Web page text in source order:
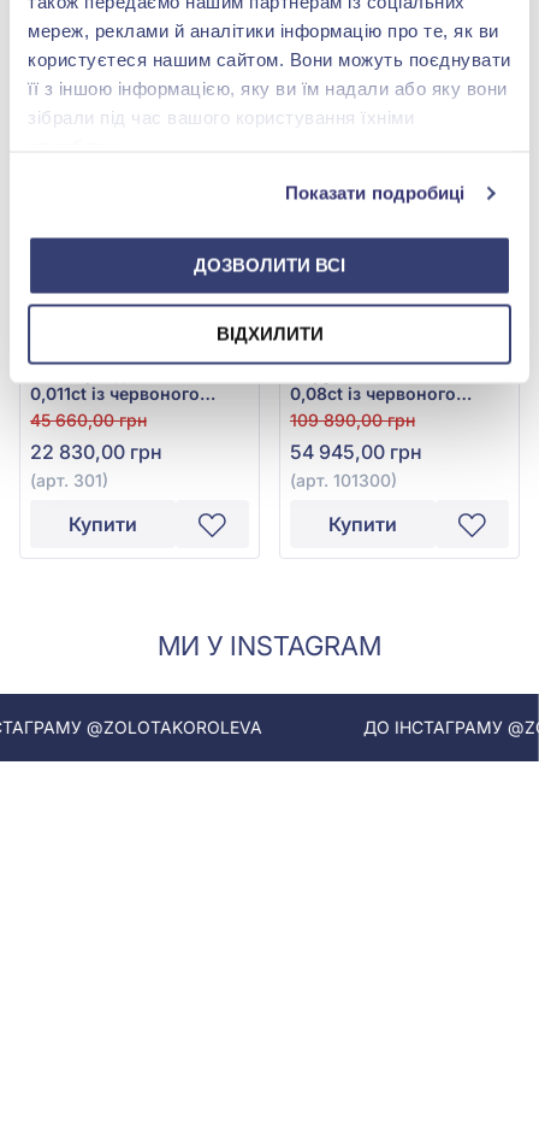
мереж, реклами й аналітики інформацію про те, як ви
користуєтеся нашим сайтом. Вони можуть поєднувати
її з іншою інформацією, яку ви їм надали або яку вони
зібрали під час вашого користування їхніми
Показати подробиці
ДОЗВОЛИТИ ВСІ
ВІДХИЛИТИ
(арт. 301б)
Купити
(арт. 101151)
Купити
-50%
0,011ct із червоного
золота 585°, арт. 301
45 660,00 грн
22 830,00 грн
(арт. 301)
Купити
-50%
0,08ct із червоного
золота 585°, арт. 101300
109 890,00 грн
54 945,00 грн
(арт. 101300)
Купити
МИ У INSTAGRAM
@ZOLOTAKOROLEVA ДО ІНСТАГРАМУ